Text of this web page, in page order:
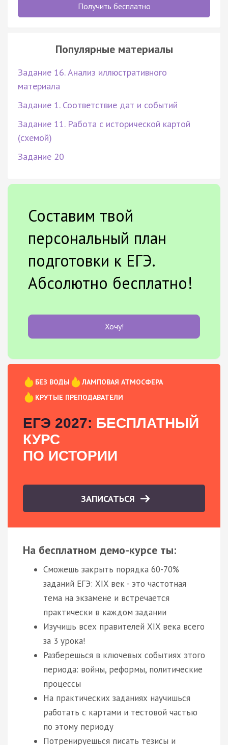
Получить бесплатно
Популярные материалы
Задание 16. Анализ иллюстративного
материала
Задание 1. Соответствие дат и событий
Задание 11. Работа с исторической картой
(схемой)
Задание 20
Составим твой
персональный план
подготовки к ЕГЭ.
Абсолютно бесплатно!
Хочу!
БЕЗ ВОДЫ
ЛАМПОВАЯ АТМОСФЕРА
КРУТЫЕ ПРЕПОДАВАТЕЛИ
ЕГЭ 2027: БЕСПЛАТНЫЙ
КУРС
ПО ИСТОРИИ
ЗАПИСАТЬСЯ
На бесплатном демо-курсе ты:
Сможешь закрыть порядка 60-70%
заданий ЕГЭ: XIX век - это частотная
тема на экзамене и встречается
практически в каждом задании
Изучишь всех правителей XIX века всего
за 3 урока!
Разберешься в ключевых событиях этого
периода: войны, реформы, политические
процессы
На практических заданиях научишься
работать с картами и тестовой частью
по этому периоду
Потренируешься писать тезисы и